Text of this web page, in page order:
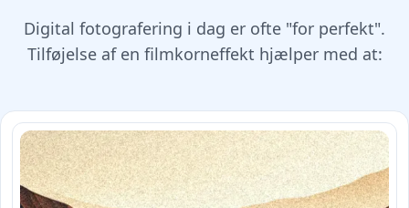
Digital fotografering i dag er ofte "for perfekt".
Tilføjelse af en filmkorneffekt hjælper med at: